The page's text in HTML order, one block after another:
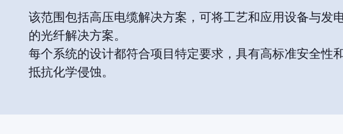
该范围包括高压电缆解决方案，可将工艺和应用设备与发
的光纤解决方案。
每个系统的设计都符合项目特定要求，具有高标准安全
抵抗化学侵蚀。